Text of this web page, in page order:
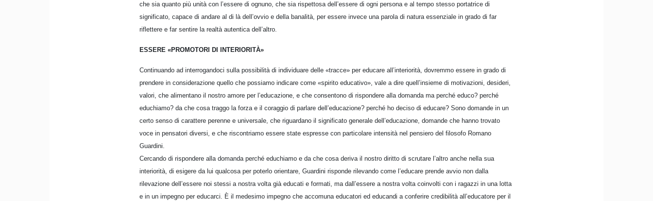
che sia quanto più unità con l’essere di ognuno, che sia rispettosa dell’essere di ogni persona e al tempo stesso portatrice di
significato, capace di andare al di là dell’ovvio e della banalità, per essere invece una parola di natura essenziale in grado di far
riflettere e far sentire la realtà autentica dell’altro.
ESSERE «PROMOTORI DI INTERIORITÀ»
Continuando ad interrogandoci sulla possibilità di individuare delle «tracce» per educare all’interiorità, dovremmo essere in grado di
prendere in considerazione quello che possiamo indicare come «spirito educativo», vale a dire quell’insieme di motivazioni, desideri,
valori, che alimentano il nostro amore per l’educazione, e che consentono di rispondere alla domanda ma perché educo? perché
educhiamo? da che cosa traggo la forza e il coraggio di parlare dell’educazione? perché ho deciso di educare? Sono domande in un
certo senso di carattere perenne e universale, che riguardano il significato generale dell’educazione, domande che hanno trovato
voce in pensatori diversi, e che riscontriamo essere state espresse con particolare intensità nel pensiero del filosofo Romano
Guardini.
Cercando di rispondere alla domanda perché educhiamo e da che cosa deriva il nostro diritto di scrutare l’altro anche nella sua
interiorità, di esigere da lui qualcosa per poterlo orientare, Guardini risponde rilevando come l’educare prende avvio non dalla
rilevazione dell’essere noi stessi a nostra volta già educati e formati, ma dall’essere a nostra volta coinvolti con i ragazzi in una lotta
e in un impegno per educarci. È il medesimo impegno che accomuna educatori ed educandi a conferire credibilità all’educatore per il